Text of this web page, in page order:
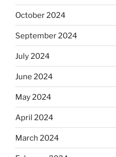
October 2024
September 2024
July 2024
June 2024
May 2024
April 2024
March 2024